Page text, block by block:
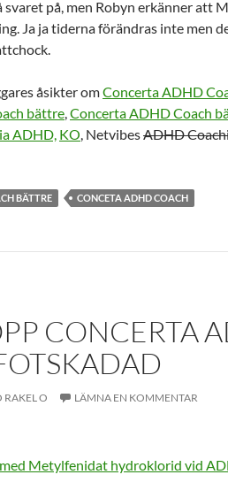
svaret på, men Robyn erkänner att
Ja ja tiderna förändras inte men
åsikter omConcerta ADHD
bättre,Concerta ADHD Coach
ADHD, KO, NetvibesADHD
BÄTTRE CONCETA ADHD COACH
CONCERTA
RAKEL O LÄMNA EN KOMMENTAR
Metylfenidat hydroklorid vid